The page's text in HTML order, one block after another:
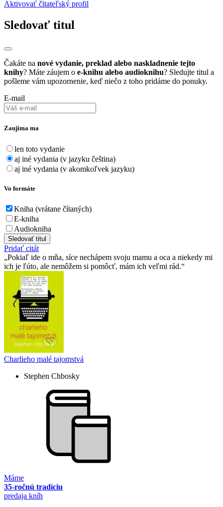
Aktivovať čitateľský profil
Sledovať titul
Čakáte na nové vydanie, preklad alebo naskladnenie tejto
knihy? Máte záujem o e-knihu alebo audioknihu? Sledujte titul a
pošleme vám upozornenie, keď niečo z toho pridáme do ponuky.
E-mail
Zaujíma ma
len toto vydanie
aj iné vydania (v jazyku čeština)
aj iné vydania (v akomkoľvek jazyku)
Vo formáte
Kniha (vrátane čítaných)
E-kniha
Audiokniha
Sledovať titul
Pridať citát
Pokiaľ ide o mňa, síce nechápem svoju mamu a oca a niekedy mi
ich je ľúto, ale nemôžem si pomôcť, mám ich veľmi rád.
Charlieho malé tajomstvá
Stephen Chbosky
Máme
35-ročnú tradíciu
predaja kníh